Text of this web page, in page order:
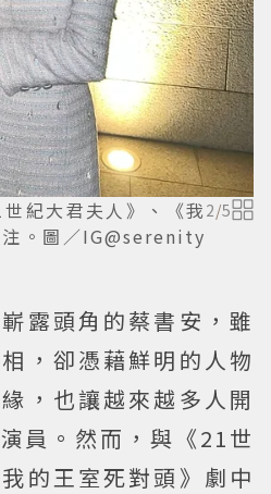
紀大君夫人》、《我
。圖／IG@serenity
2/5
露頭角的蔡書安，雖
，卻憑藉鮮明的人物
，也讓越來越多人開
員。然而，與《21世
的王室死對頭》劇中